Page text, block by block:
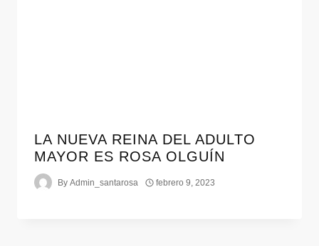
LA NUEVA REINA DEL ADULTO
MAYOR ES ROSA OLGUÍN
By Admin_santarosa febrero 9, 2023